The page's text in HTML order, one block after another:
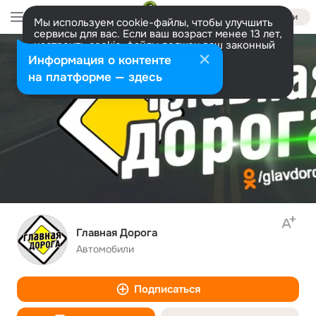
Войти
Мы используем cookie-файлы, чтобы улучшить
сервисы для вас. Если ваш возраст менее 13 лет,
настроить cookie-файлы должен ваш законный
представитель. Больше информации
Разрешить все Настроить
Главная Дорога
Автомобили
Подписаться
Информация о контенте
на платформе — здесь